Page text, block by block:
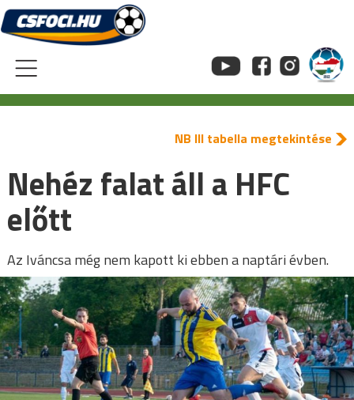
Skip
to
content
NB III tabella megtekintése
Nehéz falat áll a HFC
előtt
Az Iváncsa még nem kapott ki ebben a naptári évben.